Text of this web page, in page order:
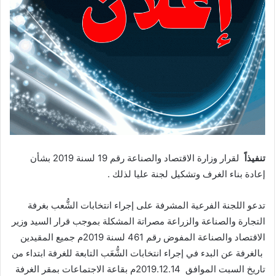
تنفيذاً
لقرار وزارة الاقتصاد والصناعة رقم 19 لسنة 2019 بشأن
إعادة بناء الغرف وتشكيل لجنة عليا لذلك .
تدعو اللجنة الفرعية المشرفة على إجراء انتخابات الشُّعب بغرفة
التجارة والصناعة والزراعة مصراتة المشكلة بموجب قرار السيد وزير
الاقتصاد والصناعة المفوض رقم 461 لسنة 2019م جميع المقيدين
بالغرفة عن البدء في إجراء انتخابات الشُّعَب التابعة للغرفة ابتداء من
تاريخ السبت الموافق 2019.12.14م بقاعة الاجتماعات بمقر الغرفة